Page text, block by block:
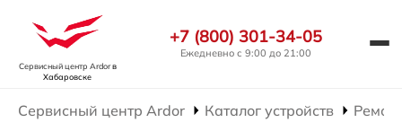
Сервисный центр Ardorв
Хабаровске
+7 (800) 301-34-05
Ежедневно с 9:00 до 21:00
Сервисный центр Ardor Каталог устройств